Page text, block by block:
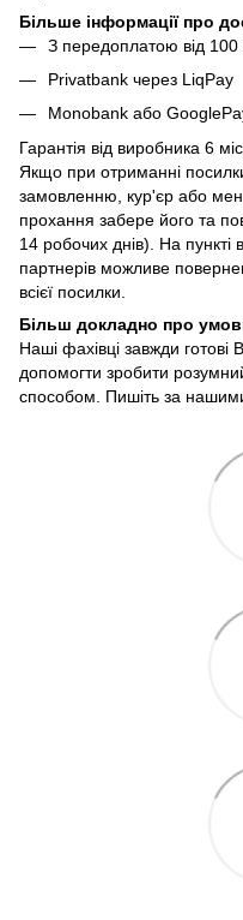
Більше інформації про
З передоплатою від 100
Privatbank через LiqPay
Monobank або
Гарантія від виробника 6
Якщо при отриманні
замовленню, кур'єр або
прохання забере його та
14 робочих днів). На пункті
партнерів можливе
всієї посилки.
Більш докладно про
Наші фахівці завжди готові
допомогти зробити
способом. Пишіть за